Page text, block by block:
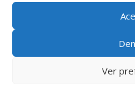
Ver
recientes